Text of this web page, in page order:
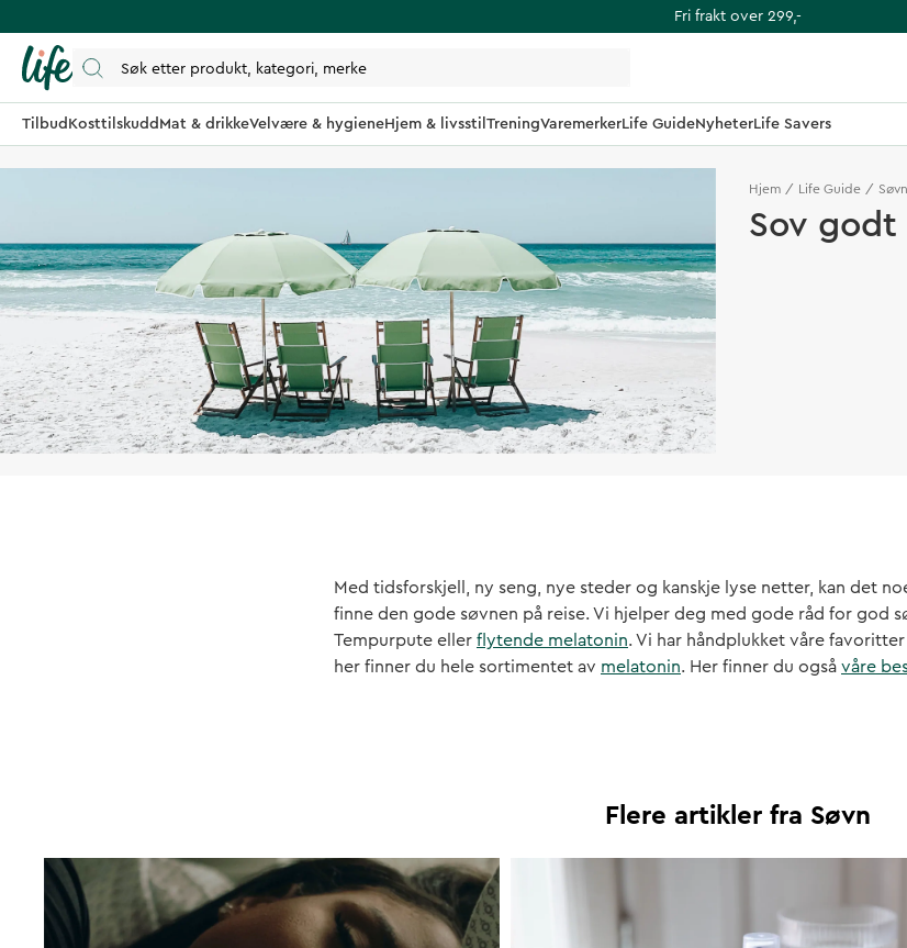
Fri frakt over 299,-
Tilbud Kosttilskudd Mat & drikkeVelvære & hygieneHjem & livsstil TreningVaremerkerLife GuideNyheterLife Savers
Hjem Life Guide Søvn
Sov godt
Med tidsforskjell, ny seng, nye steder og kanskje lyse netter, kan det
finne den gode søvnen på reise. Vi hjelper deg med gode råd for god
Tempurpute eller flytende melatonin. Vi har håndplukket våre
her finner du hele sortimentet av melatonin. Her finner du også våre
Flere artikler fra Søvn